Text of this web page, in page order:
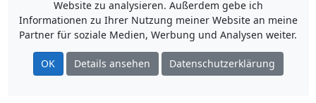
Website zu analysieren. Außerdem gebe ich
Informationen zu Ihrer Nutzung meiner Website an meine
Partner für soziale Medien, Werbung und Analysen weiter.
OK Details ansehen Datenschutzerklärung